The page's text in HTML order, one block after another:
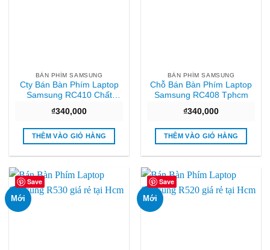
BÀN PHÍM SAMSUNG
Cty Bán Bàn Phím Laptop
Samsung RC410 Chất
₫340,000
THÊM VÀO GIỎ HÀNG
BÀN PHÍM SAMSUNG
Chỗ Bán Bàn Phím Laptop
Samsung RC408 Tphcm
₫340,000
THÊM VÀO GIỎ HÀNG
Save
Mới
Save
Mới